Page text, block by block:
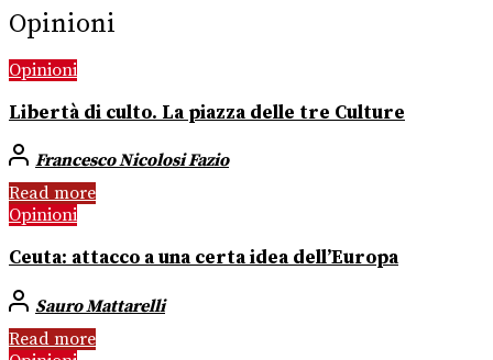
Opinioni
Opinioni
Libertà di culto. La piazza delle tre Culture
Francesco Nicolosi Fazio
Read more
Opinioni
Ceuta: attacco a una certa idea dell’Europa
Sauro Mattarelli
Read more